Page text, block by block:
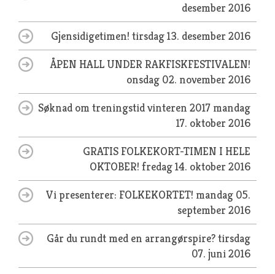
desember 2016
Gjensidigetimen! tirsdag 13. desember 2016
ÅPEN HALL UNDER RAKFISKFESTIVALEN!
onsdag 02. november 2016
Søknad om treningstid vinteren 2017 mandag
17. oktober 2016
GRATIS FOLKEKORT-TIMEN I HELE
OKTOBER! fredag 14. oktober 2016
Vi presenterer: FOLKEKORTET! mandag 05.
september 2016
Går du rundt med en arrangørspire?tirsdag
07. juni 2016